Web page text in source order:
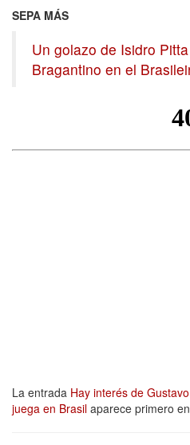
SEPA MÁS
Un golazo de Isidro
Bragantino en el
La entrada Hay interés de
juega en Brasil aparece primero en